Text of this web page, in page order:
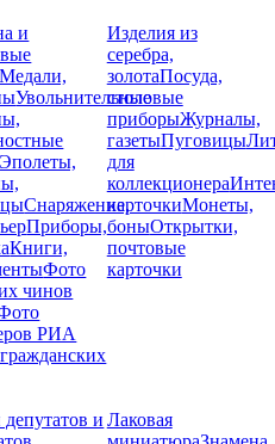
и
Медали,
Увольнительные
Эполеты,
Снаряжение,
Приборы,
Книги,
Фото
чинов
РИА
Изделия из
серебра,
золотаПосуда,
столовые
приборыЖурналы,
газетыПуговицы
для
коллекционера
карточкиМонеты,
боныОткрытки,
почтовые
карточки
депутатов и Лаковая